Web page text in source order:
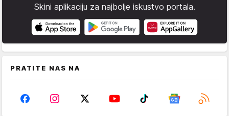
Skini aplikaciju za najbolje iskustvo portala.
PRATITE NAS NA